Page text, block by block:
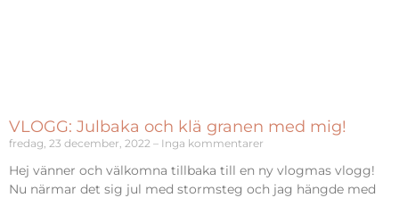
VLOGG: Julbaka och klä granen med mig!
fredag, 23 december, 2022 Inga kommentarer
Hej vänner och välkomna tillbaka till en ny vlogmas vlogg!
Nu närmar det sig jul med stormsteg och jag hängde med